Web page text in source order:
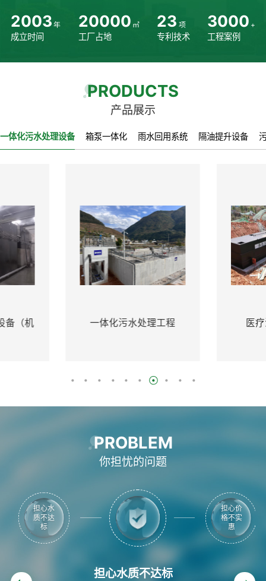
术，完善设备生产制造流程...
2003 年
成立时间
20000 ㎡
工厂占地
23 项
专利技术
3000 +
工程案例
PRODUCTS
产品展示
一体化污水处理设备 箱泵一体化 雨水回用系统 隔油提升设备
化污水处理工程 医疗污水处理设备
PROBLEM
你担忧的问题
担心水
质不达
标
担心价
格不实
惠
担心售后没保障